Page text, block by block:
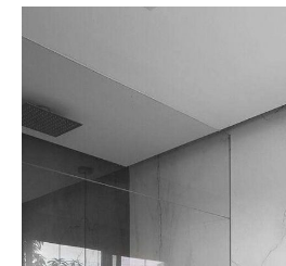
Ilham Impiana
Ilham Impiana
Impiana TV
Casa Impiana
Impiana MakeOver
Lahar Dekor
Sembang Laman